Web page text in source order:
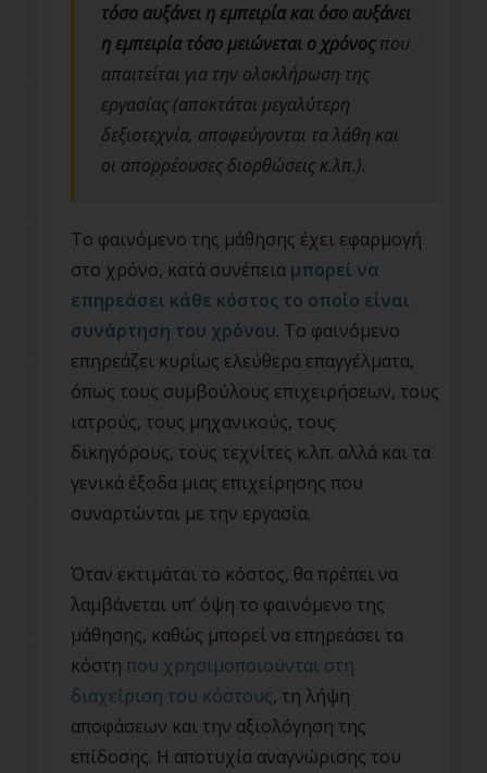
τόσο αυξάνει η εμπειρία και όσο αυξάνει
η εμπειρία τόσο μειώνεται ο χρόνοςπου
απαιτείται για την ολοκλήρωση της
εργασίας (αποκτάται μεγαλύτερη
δεξιοτεχνία, αποφεύγονται τα λάθη και
οι απορρέουσες διορθώσεις κ.λπ.).
Το φαινόμενο της μάθησης έχει εφαρμογή
στο χρόνο, κατά συνέπεια μπορεί να
επηρεάσει κάθε κόστος το οποίο είναι
συνάρτηση του χρόνου. Το φαινόμενο
επηρεάζει κυρίως ελεύθερα επαγγέλματα,
όπως τους συμβούλους επιχειρήσεων, τους
ιατρούς, τους μηχανικούς, τους
δικηγόρους, τους τεχνίτες κ.λπ. αλλά και τα
γενικά έξοδα μιας επιχείρησης που
συναρτώνται με την εργασία.
Όταν εκτιμάται το κόστος, θα πρέπει να
λαμβάνεται υπ’ όψη το φαινόμενο της
μάθησης, καθώς μπορεί να επηρεάσει τα
κόστη που χρησιμοποιούνται στη
διαχείριση του κόστους, τη λήψη
αποφάσεων και την αξιολόγηση της
επίδοσης. Η αποτυχία αναγνώρισης του